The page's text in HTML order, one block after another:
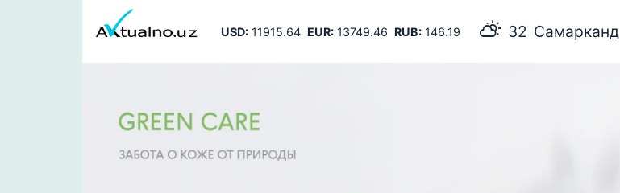
USD:11915.64 EUR:13749.46 RUB:146.19 32 Самарканд